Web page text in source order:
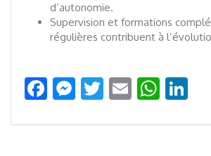
d’autonomie.
Supervision et formations
régulières contribuent à
Facebook
Messenger
Twitter
Email